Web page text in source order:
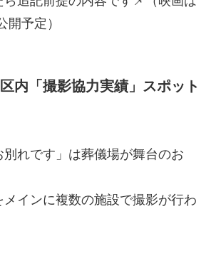
開予定）
内「撮影協力実績」スポット
別れです」は葬儀場が舞台のお
インに複数の施設で撮影が行わ